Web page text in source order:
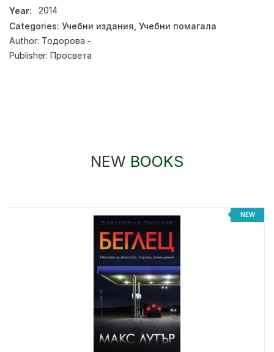
Year:
2014
Categories: Учебни издания Учебни помагала
Author: Тодорова -
Publisher: Просвета
NEW BOOKS
NEW